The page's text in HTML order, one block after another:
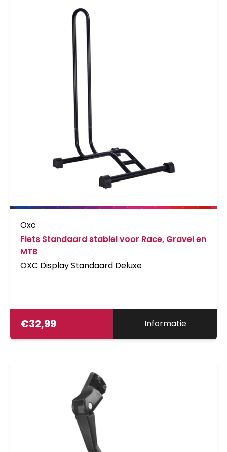
Oxc
Fiets Standaard stabiel voor Race, Gravel en
MTB
OXC Display Standaard Deluxe
€32,99 Informatie